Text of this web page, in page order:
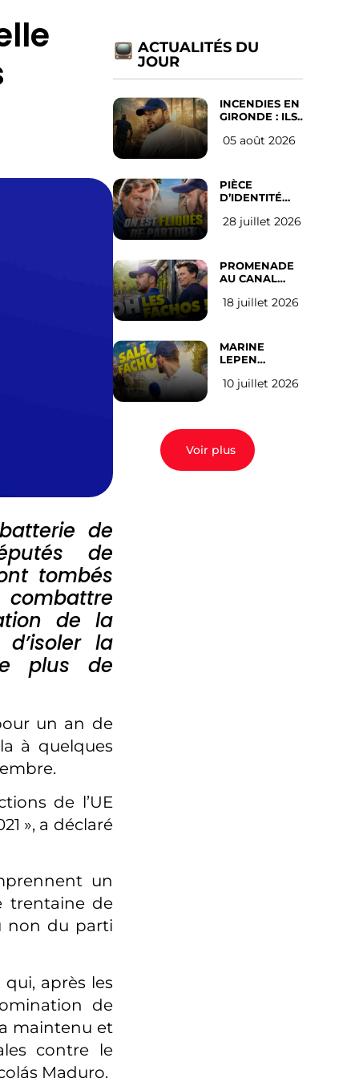
de
de
tombés
de la
la
plus de
un an de
à quelques
de l’UE
», a déclaré
un
trentaine de
non du parti
après les
de
maintenu et
contre le
Maduro.
ACTUALITÉS DU
JOUR
INCENDIES EN
GIRONDE : ILS
D’ABANDONNER
05 août 2026
PIÈCE
D’IDENTITÉ
SUR LES
l’avis des
Français
28 juillet 2026
PROMENADE
AU CANAL
(les gauchistes
18 juillet 2026
MARINE
LEPEN
EN 2027 : l’avis
10 juillet 2026
Voir plus